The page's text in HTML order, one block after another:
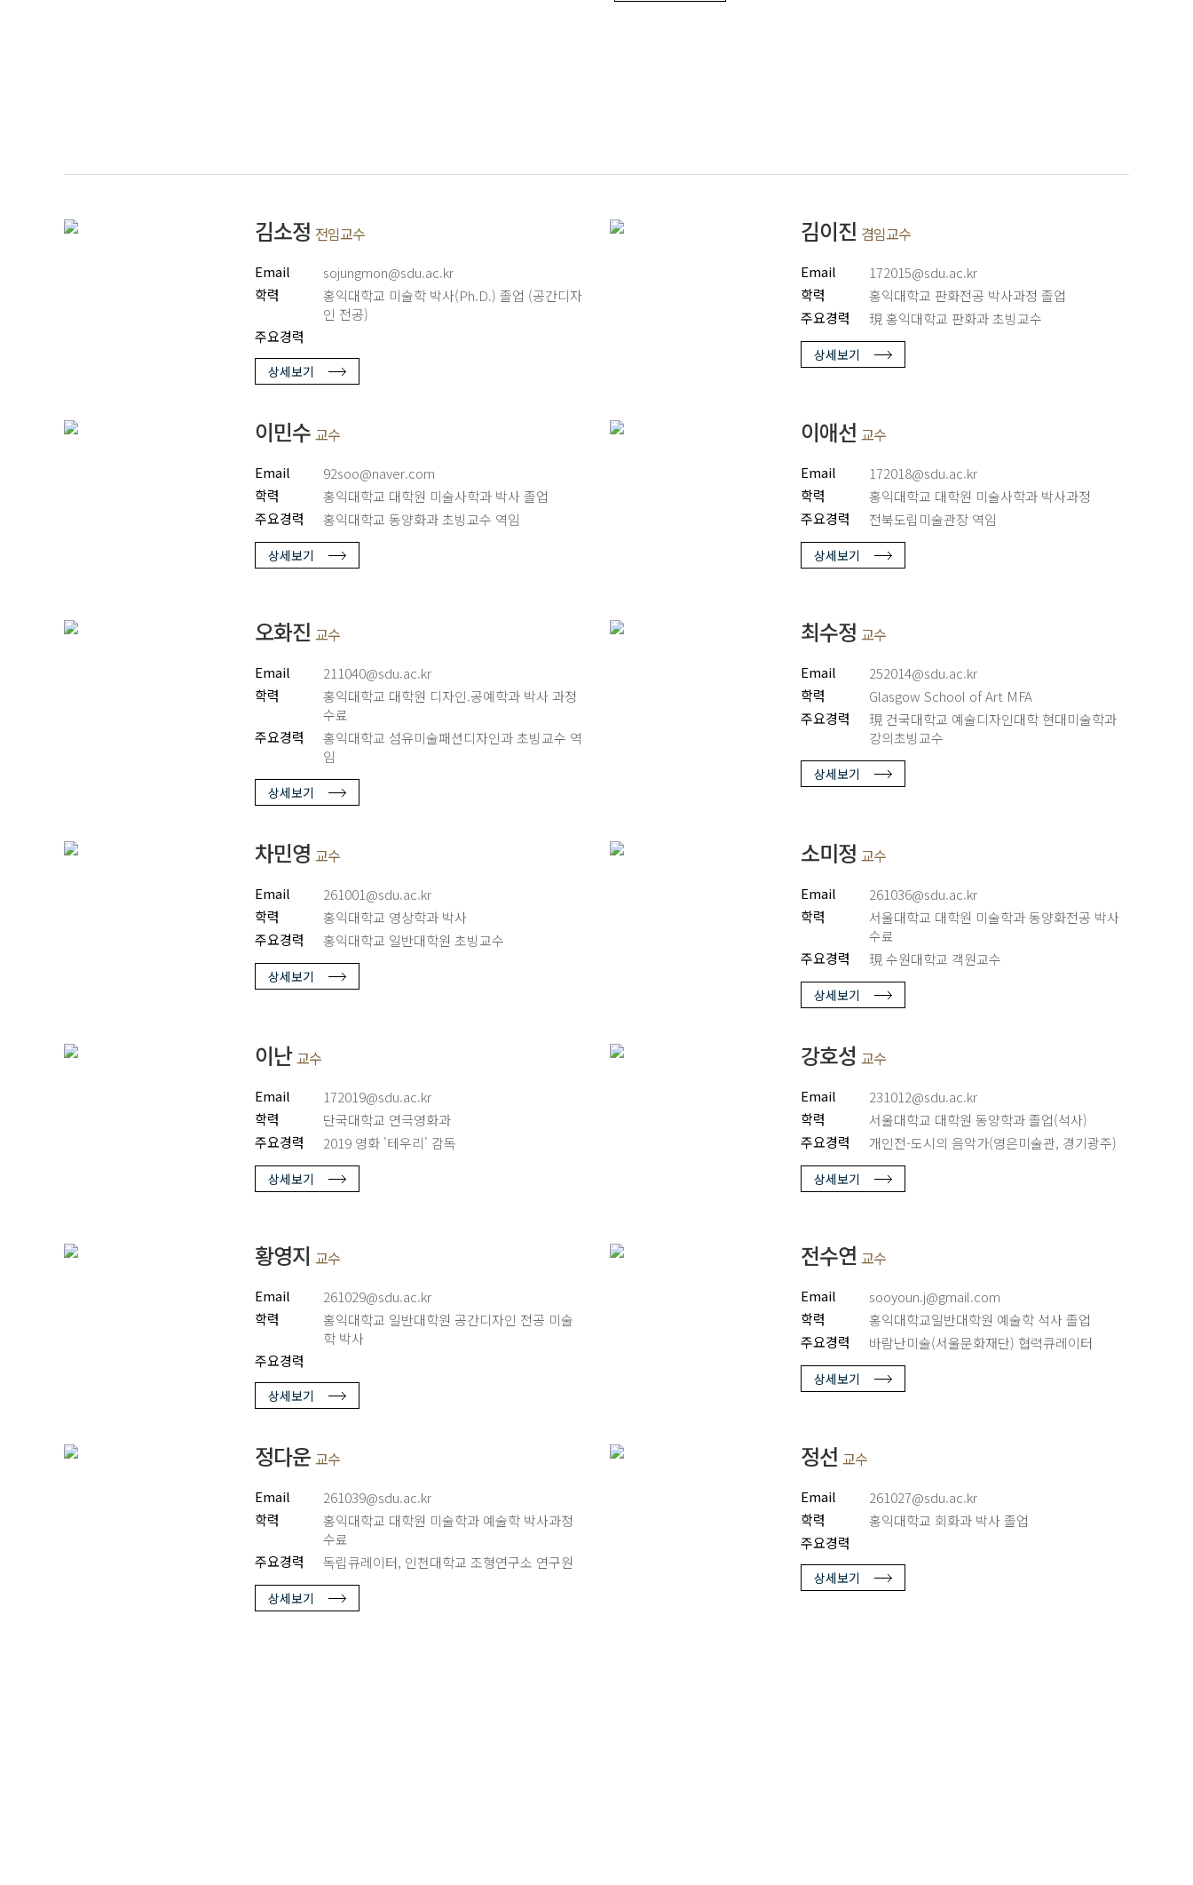
김소정 전임교수
Email
sojungmon@sdu.ac.kr
학력
홍익대학교 미술학 박사(Ph.D.) 졸업 (공간디자
인 전공)
주요경력
상세보기
김이진 겸임교수
Email
172015@sdu.ac.kr
학력
홍익대학교 판화전공 박사과정 졸업
주요경력
現 홍익대학교 판화과 초빙교수
상세보기
이민수 교수
Email
92soo@naver.com
학력
홍익대학교 대학원 미술사학과 박사 졸업
주요경력
홍익대학교 동양화과 초빙교수 역임
상세보기
이애선 교수
Email
172018@sdu.ac.kr
학력
홍익대학교 대학원 미술사학과 박사과정
주요경력
전북도립미술관장 역임
상세보기
오화진 교수
Email
211040@sdu.ac.kr
학력
홍익대학교 대학원 디자인.공예학과 박사 과정
수료
주요경력
홍익대학교 섬유미술패션디자인과 초빙교수 역
임
상세보기
최수정 교수
Email
252014@sdu.ac.kr
학력
Glasgow School of Art MFA
주요경력
現 건국대학교 예술디자인대학 현대미술학과
강의초빙교수
상세보기
차민영 교수
Email
261001@sdu.ac.kr
학력
홍익대학교 영상학과 박사
주요경력
홍익대학교 일반대학원 초빙교수
상세보기
소미정 교수
Email
261036@sdu.ac.kr
학력
서울대학교 대학원 미술학과 동양화전공 박사
수료
주요경력
現 수원대학교 객원교수
상세보기
이난 교수
Email
172019@sdu.ac.kr
학력
단국대학교 연극영화과
주요경력
2019 영화 '테우리' 감독
상세보기
강호성 교수
Email
231012@sdu.ac.kr
학력
서울대학교 대학원 동양학과 졸업(석사)
주요경력
개인전-도시의 음악가(영은미술관, 경기광주)
상세보기
황영지 교수
Email
261029@sdu.ac.kr
학력
홍익대학교 일반대학원 공간디자인 전공 미술
학 박사
주요경력
상세보기
전수연 교수
Email
sooyoun.j@gmail.com
학력
홍익대학교일반대학원 예술학 석사 졸업
주요경력
바람난미술(서울문화재단) 협력큐레이터
상세보기
정다운 교수
Email
261039@sdu.ac.kr
학력
홍익대학교 대학원 미술학과 예술학 박사과정
수료
주요경력
독립큐레이터, 인천대학교 조형연구소 연구원
상세보기
정선 교수
Email
261027@sdu.ac.kr
학력
홍익대학교 회화과 박사 졸업
주요경력
상세보기